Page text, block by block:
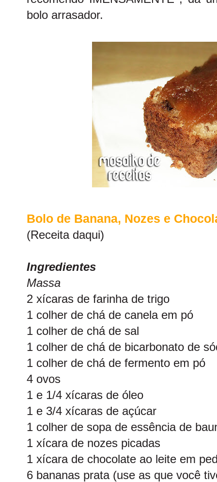
bolo arrasador.
Bolo de Banana, Nozes e
(Receita daqui)
Ingredientes
Massa
2 xícaras de farinha de trigo
1 colher de chá de canela em pó
1 colher de chá de sal
1 colher de chá de bicarbonato de
1 colher de chá de fermento em pó
4 ovos
1 e 1/4 xícaras de óleo
1 e 3/4 xícaras de açúcar
1 colher de sopa de essência de
1 xícara de nozes picadas
1 xícara de chocolate ao leite em
6 bananas prata (use as que você